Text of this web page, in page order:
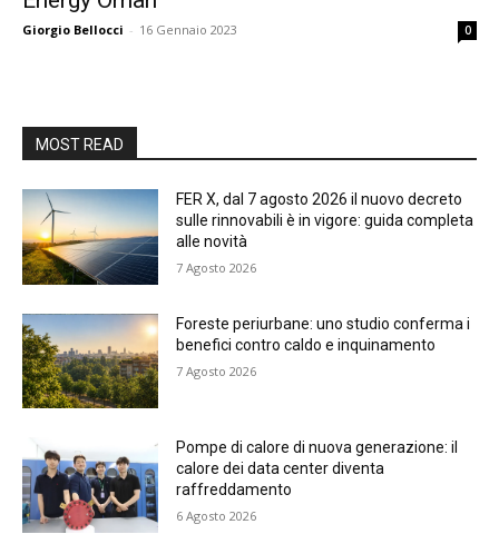
Giorgio Bellocci - 16 Gennaio 2023 0
MOST READ
FER X, dal 7 agosto 2026 il nuovo decreto
sulle rinnovabili è in vigore: guida completa
alle novità
7 Agosto 2026
Foreste periurbane: uno studio conferma i
benefici contro caldo e inquinamento
7 Agosto 2026
Pompe di calore di nuova generazione: il
calore dei data center diventa
raffreddamento
6 Agosto 2026